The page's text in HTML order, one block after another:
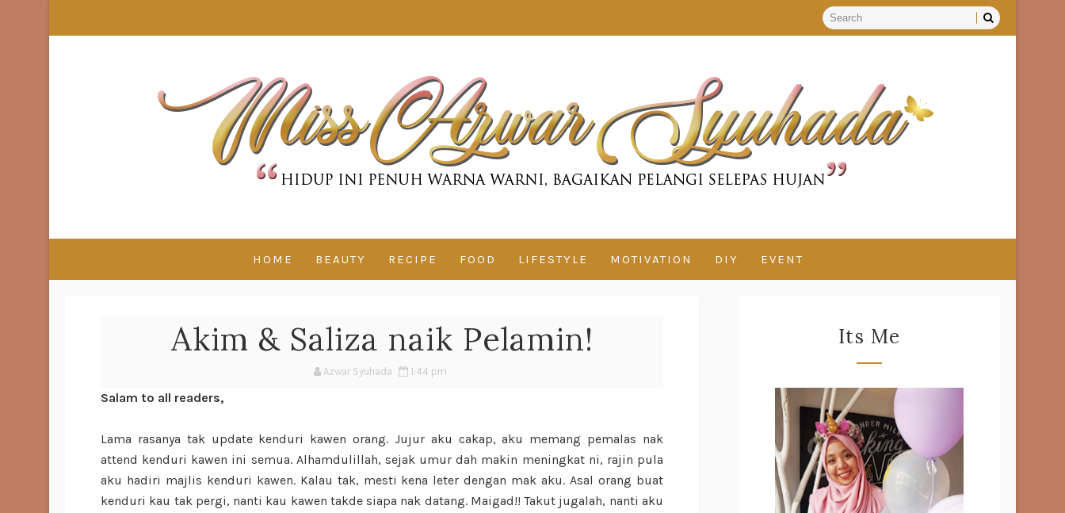
HOME BEAUTY RECIPE FOOD LIFESTYLE MOTIVATION DIY EVENT
Akim & Saliza naik Pelamin!
Azwar Syuhada 1:44 pm
Salam to all readers,
Lama rasanya tak update kenduri kawen orang. Jujur aku cakap, aku memang pemalas nak
attend kenduri kawen ini semua. Alhamdulillah, sejak umur dah makin meningkat ni, rajin pula
aku hadiri majlis kenduri kawen. Kalau tak, mesti kena leter dengan mak aku. Asal orang buat
kenduri kau tak pergi, nanti kau kawen takde siapa nak datang. Maigad!! Takut jugalah, nanti aku
Its Me